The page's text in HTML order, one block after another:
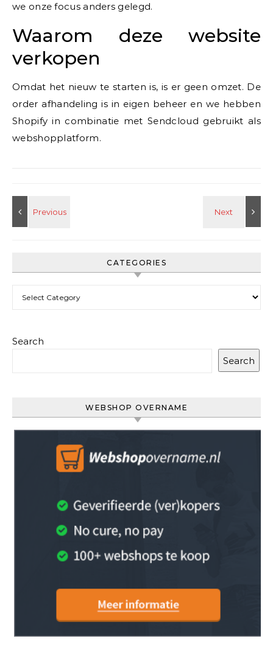
we onze focus anders gelegd.
Waarom deze website
verkopen
Omdat het nieuw te starten is, is er geen omzet. De
order afhandeling is in eigen beheer en we hebben
Shopify in combinatie met Sendcloud gebruikt als
webshopplatform.
CATEGORIES
Search
Search
WEBSHOP OVERNAME